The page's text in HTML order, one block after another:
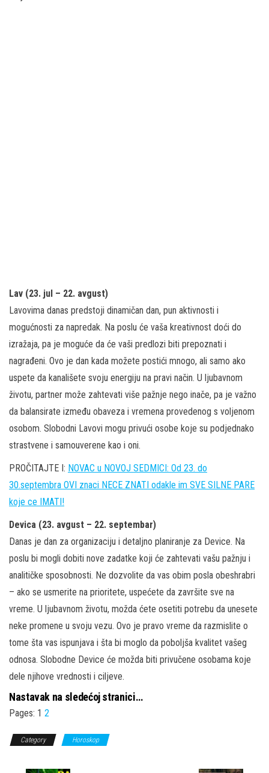
Lav (23. jul – 22. avgust)
Lavovima danas predstoji dinamičan dan, pun aktivnosti i
mogućnosti za napredak. Na poslu će vaša kreativnost doći do
izražaja, pa je moguće da će vaši predlozi biti prepoznati i
nagrađeni. Ovo je dan kada možete postići mnogo, ali samo ako
uspete da kanališete svoju energiju na pravi način. U ljubavnom
životu, partner može zahtevati više pažnje nego inače, pa je važno
da balansirate između obaveza i vremena provedenog s voljenom
osobom. Slobodni Lavovi mogu privući osobe koje su podjednako
strastvene i samouverene kao i oni.
PROČITAJTE I: NOVAC u NOVOJ SEDMICI: Od 23. do
30.septembra OVI znaci NECE ZNATI odakle im SVE SILNE PARE
koje ce IMATI!
Devica (23. avgust – 22. septembar)
Danas je dan za organizaciju i detaljno planiranje za Device. Na
poslu bi mogli dobiti nove zadatke koji će zahtevati vašu pažnju i
analitičke sposobnosti. Ne dozvolite da vas obim posla obeshrabri
– ako se usmerite na prioritete, uspećete da završite sve na
vreme. U ljubavnom životu, možda ćete osetiti potrebu da unesete
neke promene u svoju vezu. Ovo je pravo vreme da razmislite o
tome šta vas ispunjava i šta bi moglo da poboljša kvalitet vašeg
odnosa. Slobodne Device će možda biti privučene osobama koje
dele njihove vrednosti i ciljeve.
Nastavak na sledećoj stranici…
Pages: 1 2
Category Horoskop